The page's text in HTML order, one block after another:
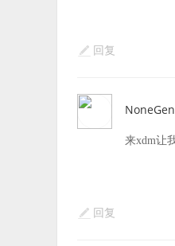
回复
来xdm让
回复